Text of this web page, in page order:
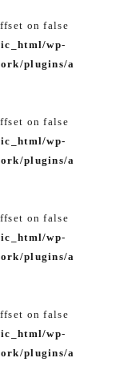
on false
wp-
plugins/a
on false
wp-
plugins/a
on false
wp-
plugins/a
on false
wp-
plugins/a